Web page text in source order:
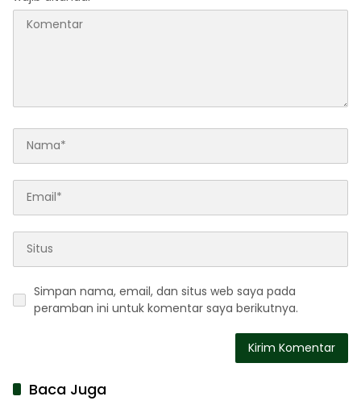
Simpan nama, email, dan situs web saya pada
peramban ini untuk komentar saya berikutnya.
Baca Juga